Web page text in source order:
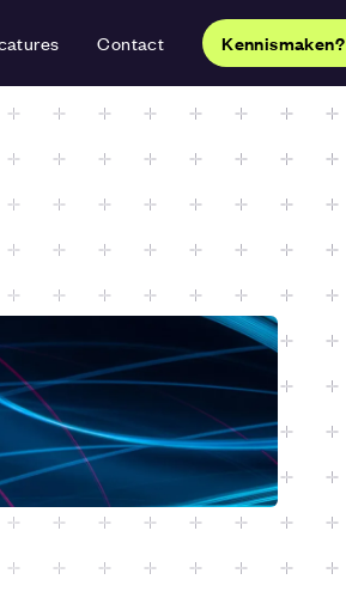
Contact Kennismaken?